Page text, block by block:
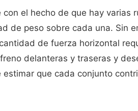
el hecho de que hay varias
de peso sobre cada una. Sin
de fuerza horizontal
delanteras y traseras y
que cada conjunto